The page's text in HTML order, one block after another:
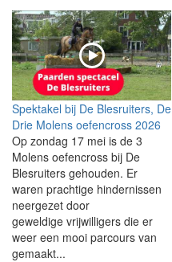
Spektakel bij De Blesruiters, De
Drie Molens oefencross 2026
Op zondag 17 mei is de 3
Molens oefencross bij De
Blesruiters gehouden. Er
waren prachtige hindernissen
neergezet door
geweldige vrijwilligers die er
weer een mooi parcours van
gemaakt...